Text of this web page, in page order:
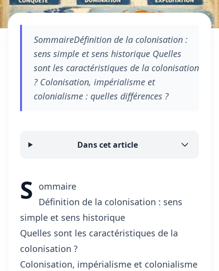
SommaireDéfinition de la colonisation :
sens simple et sens historique Quelles
sont les caractéristiques de la colonisation
? Colonisation, impérialisme et
colonialisme : quelles différences ?
Dans cet article
S ommaire
Définition de la colonisation : sens
simple et sens historique
Quelles sont les caractéristiques de la
colonisation ?
Colonisation, impérialisme et colonialisme